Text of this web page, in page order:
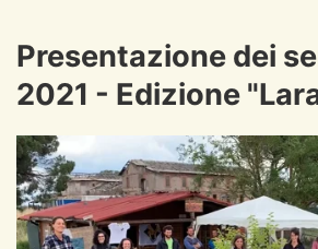
Presentazione dei
2021 - Edizione